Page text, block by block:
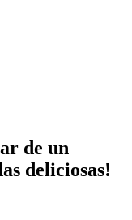
de un
deliciosas!